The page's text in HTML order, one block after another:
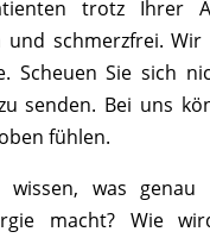
trotz Ihrer
und schmerzfrei.
Scheuen Sie sich
senden. Bei uns
fühlen.
wissen, was
macht? Wie